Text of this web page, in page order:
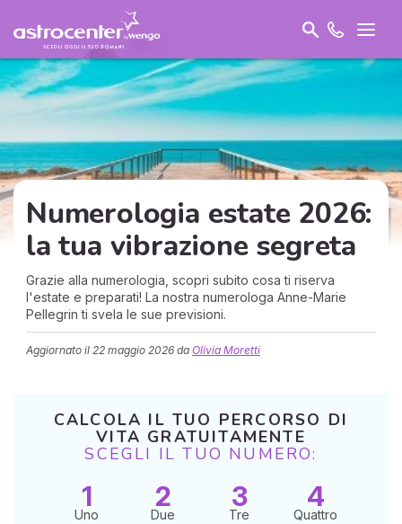
Numerologia estate 2026:
la tua vibrazione segreta
Grazie alla numerologia, scopri subito cosa ti riserva
l'estate e preparati! La nostra numerologa Anne-Marie
Pellegrin ti svela le sue previsioni.
Aggiornato il 22 maggio 2026 da Olivia Moretti
CALCOLA IL TUO PERCORSO DI
VITA GRATUITAMENTE
SCEGLI IL TUO NUMERO:
1
Uno
2
Due
3
Tre
4
Quattro